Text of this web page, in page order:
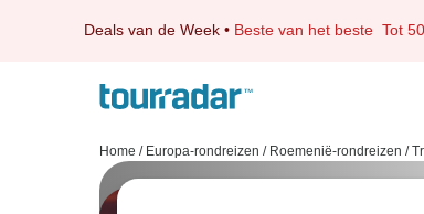
Deals van de Week • Beste van het beste Tot
Home / Europa-rondreizen / Roemenië-rondreizen /